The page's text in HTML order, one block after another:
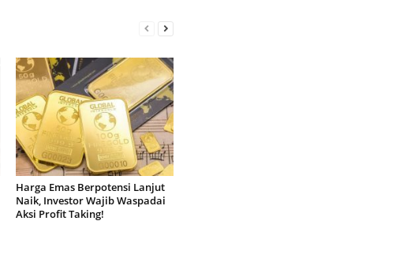
Harga Emas Berpotensi Lanjut
Naik, Investor Wajib Waspadai
Aksi Profit Taking!